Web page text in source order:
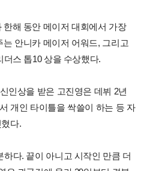
해 동안 메이저 대회에서 가장
안니카 메이저 어워드, 그리고
스 톱10 상을 수상했다.
인상을 받은 고진영은 데뷔 2년
개인 타이틀을 싹쓸이 하는 등 자
다.
다. 끝이 아니고 시작인 만큼 더